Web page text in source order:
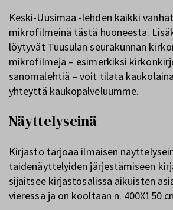
Keski-Uusimaa -lehden kaikki
mikrofilmeinä tästä huoneesta.
löytyvät Tuusulan seurakunnan
mikrofilmejä – esimerkiksi
sanomalehtiä – voit tilata
yhteyttä kaukopalveluumme.
Näyttelyseinä
Kirjasto tarjoaa ilmaisen
taidenäyttelyiden järjestämiseen
sijaitsee kirjastosalissa aikuisten
vieressä ja on kooltaan n. 400X150